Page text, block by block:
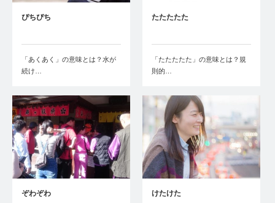
ぴちぴち
「あくあく」の意味とは？水が
続け…
たたたたた
「たたたたた」の意味とは？規
則的…
ぞわぞわ けたけた